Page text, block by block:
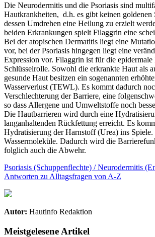
Die Neurodermitis und die Psoriasis sind
Hautkrankheiten, d.h. es gibt keinen goldenen
dessen Umdrehen eine Heilung zu erzielt
beiden Erkrankungen spielt Filaggrin eine
Bei der atopischen Dermatitis liegt eine
vor, bei der Psoriasis hingegen liegt eine
Expression vor. Filaggrin ist für die epidermale
Schlüsselrolle. Sowohl die erkrankte Haut als
gesunde Haut besitzen ein sogenannten
Wasserverlust (TEWL). Es kommt dadurch
Verschlechterung der Barriere, eine
so dass Allergene und Umweltstoffe noch
Die Hautbarrieren wird durch eine
langanhaltenden Rückfettung erreicht. Es
Hydratisierung der Harnstoff (Urea) ins
Wassermoleküle. Dadurch wird die
folglich auch die Abwehr.
Psoriasis (Schuppenflechte) / Neurodermitis
Antworten zu Alltagsfragen von A-Z
Autor: Hautinfo Redaktion
Meistgelesene Artikel